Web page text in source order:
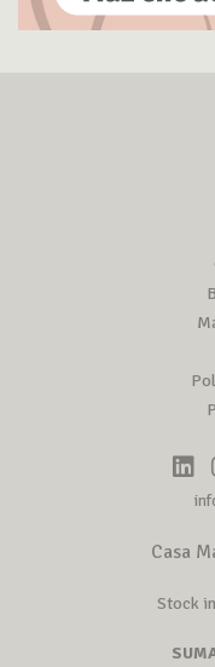
Casa
Stock